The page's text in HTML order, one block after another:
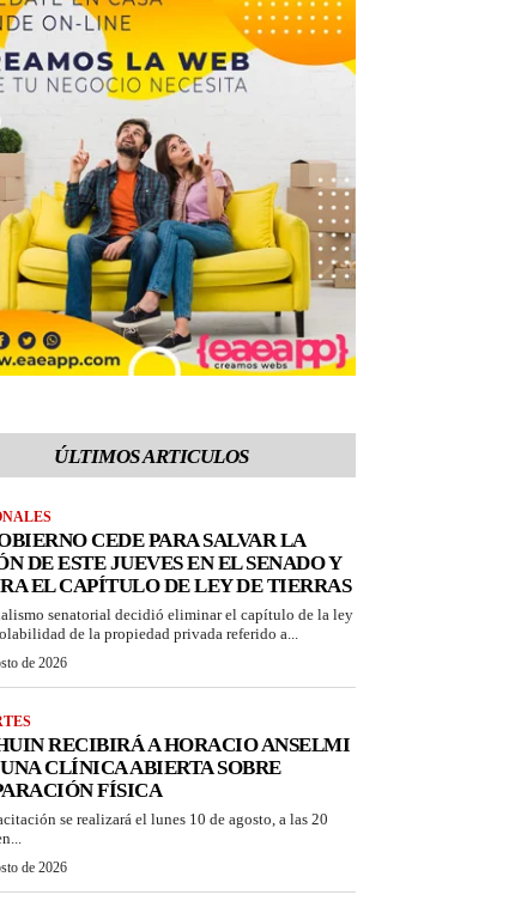
ÚLTIMOS ARTICULOS
CEDE PARA SALVAR LA
DE ESTE JUEVES EN EL SENADO Y
EL CAPÍTULO DE LEY DE TIERRAS
senatorial decidió eliminar el capítulo de la ley
de la propiedad privada referido a...
de 2026
RECIBIRÁ A HORACIO ANSELMI
CLÍNICA ABIERTA SOBRE
FÍSICA
se realizará el lunes 10 de agosto, a las 20
de 2026